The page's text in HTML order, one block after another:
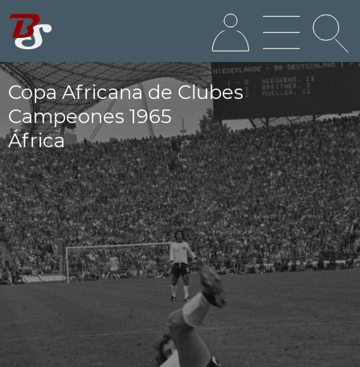
Copa Africana de Clubes
Campeones 1965
África